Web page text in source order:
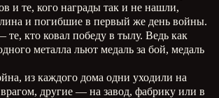
и те, кого награды так и не нашли,
и погибшие в первый же день войны.
кто ковал победу в тылу. Ведь как
металла льют медаль за бой, медаль
из каждого дома одни уходили на
другие — на завод, фабрику или в